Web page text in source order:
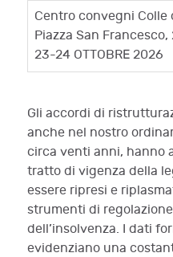
Centro convegni Colle
Piazza San Francesco,
23-24 OTTOBRE 2026
Gli accordi di
anche nel nostro
circa venti anni, hanno
tratto di vigenza della
essere ripresi e
strumenti di
dell’insolvenza. I dati
evidenziano una